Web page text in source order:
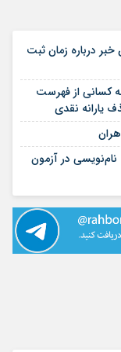
سهام عدالت ۱۴۰۵؛ آخرین خبر درباره زمان ثبت
این گروه از افراد در مرداد ۱۴۰۵؛ چه کسانی از فهرست
یارانه نقدی
در آزمون